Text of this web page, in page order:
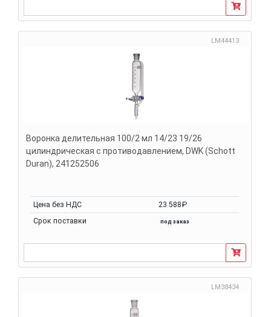
LM44413
Воронка делительная 100/2 мл 14/23 19/26
цилиндрическая с противодавлением, DWK (Schott
Duran), 241252506
Цена без НДС
23 588₽
Срок поставки
под заказ
LM38434